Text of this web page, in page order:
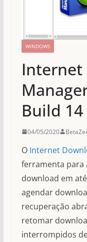
WINDOWS
Internet
Build 14
04/05/2020
O Internet
ferramenta para
download em
agendar
recuperação
retomar
interrompidos